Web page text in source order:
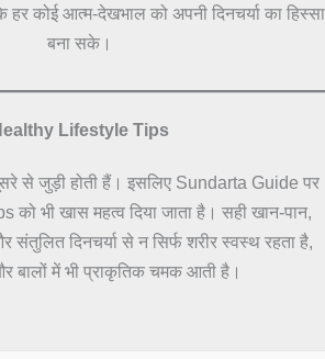
हर कोई आत्म-देखभाल को अपनी दिनचर्या का हिस्सा
बना सके।
Lifestyle Tips
से जुड़ी होती हैं। इसलिए Sundarta Guide पर
भी खास महत्व दिया जाता है। सही खान-पान,
संतुलित दिनचर्या से न सिर्फ शरीर स्वस्थ रहता है,
बालों में भी प्राकृतिक चमक आती है।